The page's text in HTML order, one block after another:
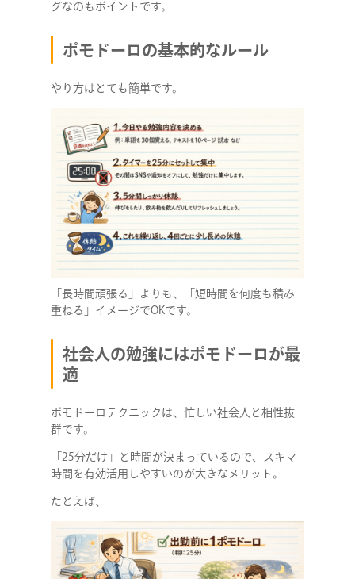
グなのもポイントです。
ポモドーロの基本的なルール
やり方はとても簡単です。
「長時間頑張る」よりも、「短時間を何度も積み
重ねる」イメージでOKです。
社会人の勉強にはポモドーロが最
適
ポモドーロテクニックは、忙しい社会人と相性抜
群です。
「25分だけ」と時間が決まっているので、スキマ
時間を有効活用しやすいのが大きなメリット。
たとえば、